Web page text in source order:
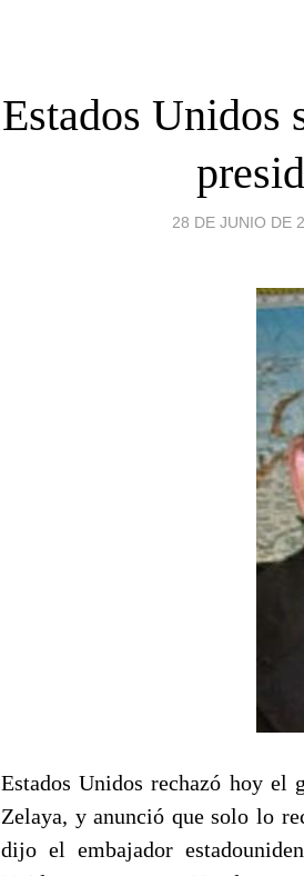
Estados Unidos
28 DE JUNIO DE
Estados Unidos rechazó hoy el
Zelaya, y anunció que solo lo
dijo el embajador